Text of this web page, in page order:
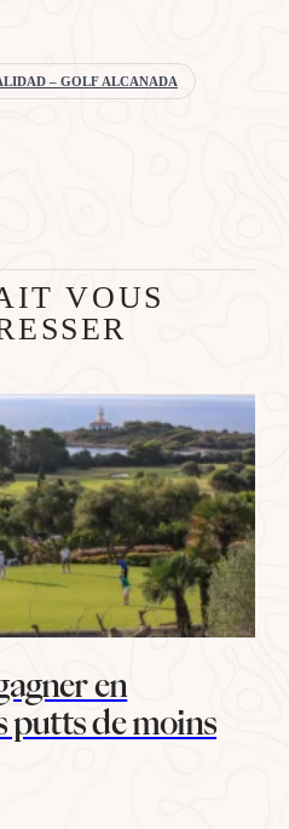
– GOLF ALCANADA
VOUS
en
putts de moins